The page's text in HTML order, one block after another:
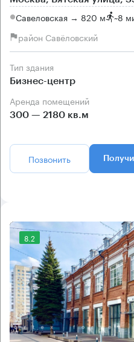
Савеловская → 820 м ~8
район Савёловский
Тип здания
Бизнес-центр
Аренда помещений
300 — 2180 кв.м
Позвонить
8.2